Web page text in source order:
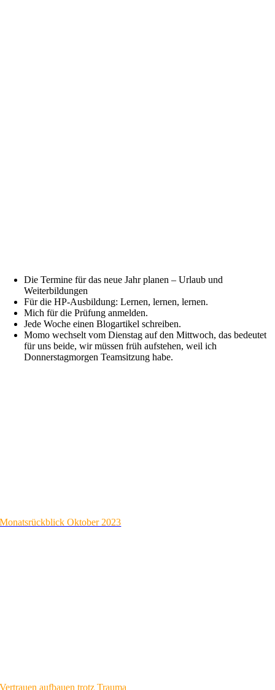
Die Termine für das neue Jahr planen – Urlaub und
Weiterbildungen
Für die HP-Ausbildung: Lernen, lernen, lernen.
Mich für die Prüfung anmelden.
Jede Woche einen Blogartikel schreiben.
Momo wechselt vom Dienstag auf den Mittwoch, das bedeutet
für uns beide, wir müssen früh aufstehen, weil ich
Donnerstagmorgen Teamsitzung habe.
Monatsrückblick Oktober 2023
Vertrauen aufbauen trotz Trauma